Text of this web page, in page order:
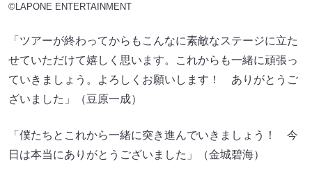
©LAPONE ENTERTAINMENT
「ツアーが終わってからもこんなに素敵なステージに立た
せていただけて嬉しく思います。これからも一緒に頑張っ
ていきましょう。よろしくお願いします！ ありがとうご
ざいました」（豆原一成）
「僕たちとこれから一緒に突き進んでいきましょう！ 今
日は本当にありがとうございました」（金城碧海）